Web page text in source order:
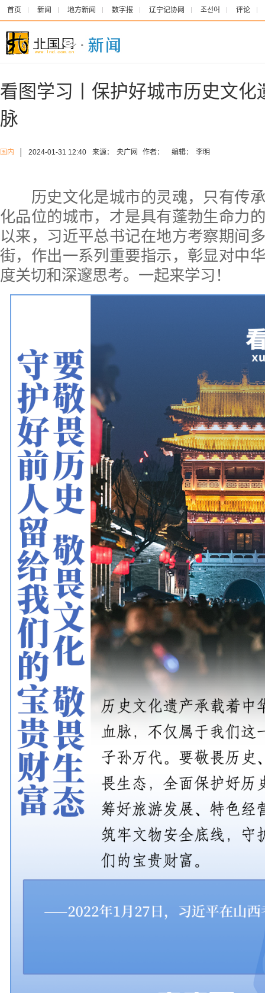
首页 新闻 地方新闻 数字报 辽宁记协网 조선어 评论
看图学习丨保护好城市历史文化
脉
国内 2024-01-31 12:40 来源： 央广网 作者： 编辑： 李明
历史文化是城市的灵魂，只有传承
化品位的城市，才是具有蓬勃生命力
以来，习近平总书记在地方考察期间
街，作出一系列重要指示，彰显对中
度关切和深邃思考。一起来学习！